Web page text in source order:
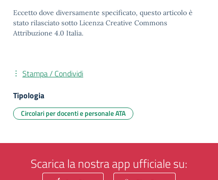
Eccetto dove diversamente specificato, questo articolo è
stato rilasciato sotto Licenza Creative Commons
Attribuzione 4.0 Italia.
Stampa / Condividi
Tipologia
Circolari per docenti e personale ATA
Scarica la nostra app ufficiale su: